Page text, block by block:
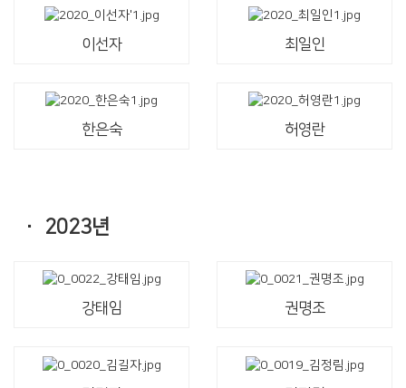
이선자 최일인
한은숙 허영란
· 2023년
강태임 권명조